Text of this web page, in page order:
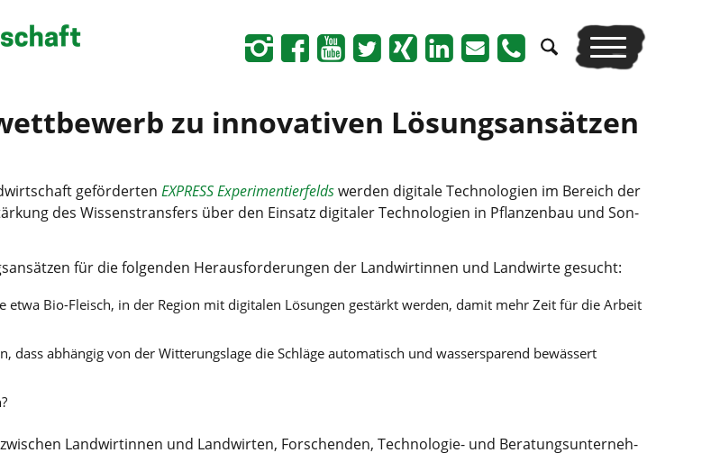
zu inno­va­ti­ven Lösungsansätzen
geför­der­ten EXPRESS Expe­ri­men­tier­feldswer­den digi­ta­le Tech­no­lo­gien im Bereich der
des Wis­sens­trans­fers über den Ein­satz digi­ta­ler Tech­no­lo­gien in Pflan­zen­bau und Son­
für die fol­gen­den Her­aus­for­de­run­gen der Land­wir­tin­nen und Land­wir­te gesucht:
etwa Bio-Fleisch, in der Regi­on mit digi­ta­len Lösun­gen gestärkt wer­den, damit mehr Zeit für die Arbeit
dass abhän­gig von der Wit­te­rungs­la­ge die Schlä­ge auto­ma­tisch und was­ser­spa­rend bewäs­sert
Land­wir­tin­nen und Land­wir­ten, For­schen­den, Tech­no­lo­gie- und Bera­tungs­un­ter­neh­